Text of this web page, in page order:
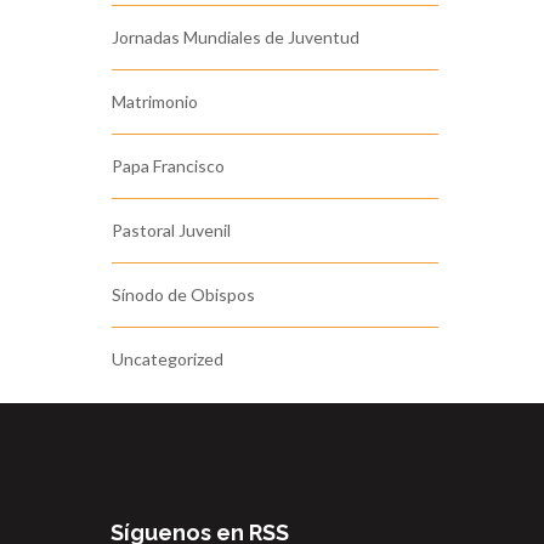
Jornadas Mundiales de Juventud
Matrimonio
Papa Francisco
Pastoral Juvenil
Sínodo de Obispos
Uncategorized
Síguenos en RSS